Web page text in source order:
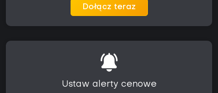
Dołącz teraz
Ustaw alerty cenowe